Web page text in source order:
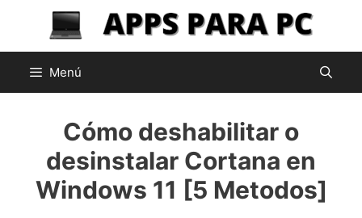
contenido
Menú
Cómo deshabilitar o
desinstalar Cortana en
Windows 11 [5 Metodos]